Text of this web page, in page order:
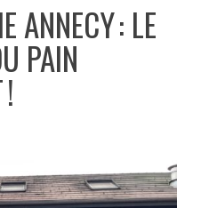
ANNECY : LE
PAIN
!